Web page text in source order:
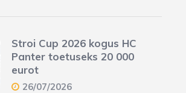
Stroi Cup 2026 kogus HC
Panter toetuseks 20 000
eurot
26/07/2026